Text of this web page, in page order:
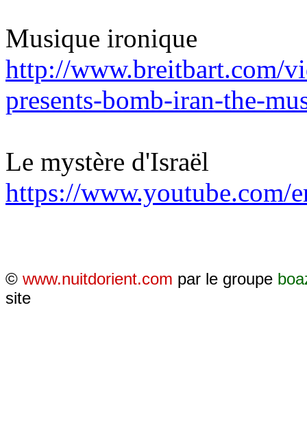
Musique ironique
http://www.breitbart.com/
presents-bomb-iran-the-
Le mystère d'Israël
https://www.youtube.com/
© www.nuitdorient.com par le groupe
site